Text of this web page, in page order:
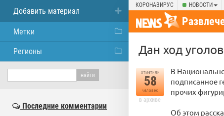
КОРОНАВИРУС НОВОСТИ
Дан ход
отметили
58
человек
в архиве
В
подписанное
прочих
Об этом
Добавить материал
Метки
Регионы
Последние комментарии